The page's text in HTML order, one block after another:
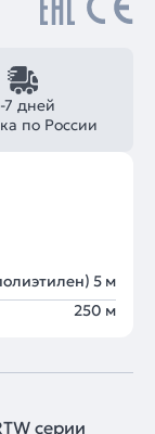
7 дней
по России
5 м
250 м
серии